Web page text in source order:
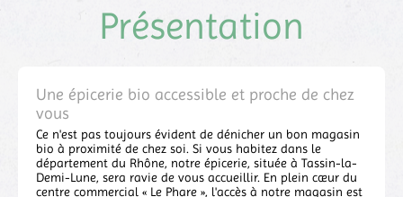
Présentation
Une épicerie bio accessible et proche de chez
vous
Ce n'est pas toujours évident de dénicher un bon magasin
bio à proximité de chez soi. Si vous habitez dans le
département du Rhône, notre épicerie, située à Tassin-la-
Demi-Lune, sera ravie de vous accueillir. En plein cœur du
centre commercial « Le Phare », l'accès à notre magasin est